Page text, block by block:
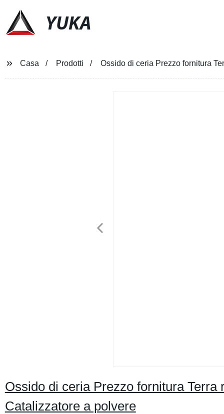
YUKA
Casa Prodotti Ossido di ceria Prezzo fornitura
Ossido di ceria Prezzo fornitura
Catalizzatore a polvere